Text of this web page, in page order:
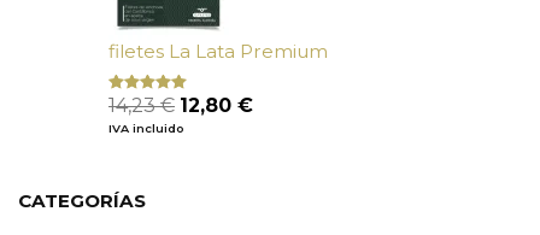
filetes La Lata Premium
Valorado
con
de 5
14,23€ El
precio
12,80 €El
IVA incluido
CATEGORÍAS